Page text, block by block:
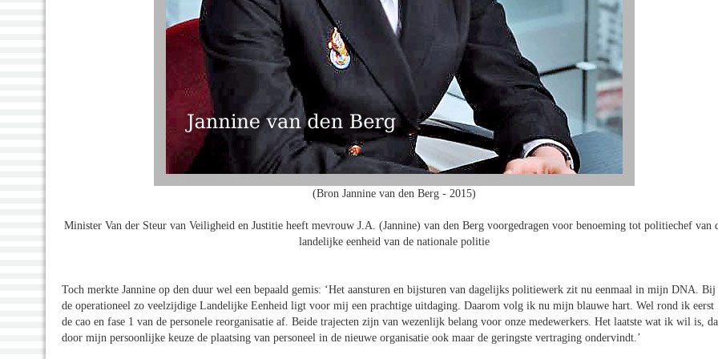
(Bron Jannine van den Berg - 2015)
Minister Van der Steur van Veiligheid en Justitie heeft mevrouw J.A. (Jannine) van den Berg voorgedragen voor benoeming tot politiechef van
landelijke eenheid van de nationale politie
Toch merkte Jannine op den duur wel een bepaald gemis: ‘Het aansturen en bijsturen van dagelijks politiewerk zit nu eenmaal in mijn DNA. Bij
de operationeel zo veelzijdige Landelijke Eenheid ligt voor mij een prachtige uitdaging. Daarom volg ik nu mijn blauwe hart. Wel rond ik eerst
de cao en fase 1 van de personele reorganisatie af. Beide trajecten zijn van wezenlijk belang voor onze medewerkers. Het laatste wat ik wil is,
door mijn persoonlijke keuze de plaatsing van personeel in de nieuwe organisatie ook maar de geringste vertraging ondervindt.’